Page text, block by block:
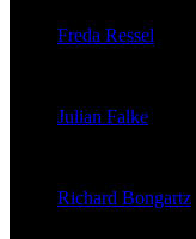
Freda Ressel
Julian Falke
Richard Bongartz